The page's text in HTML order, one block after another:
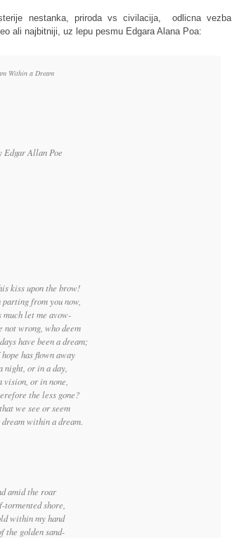
nestanka, priroda vs civilacija, odlicna vezba
ali najbitniji, uz lepu pesmu Edgara Alana Poa:
Within a Dream
Edgar Allan Poe
kiss upon the brow!
from you now,
much let me avow-
not wrong, who deem
have been a dream;
has flown away
night, or in a day,
vision, or in none,
the less gone?
we see or seem
dream within a dream.
amid the roar
tormented shore,
within my hand
the golden sand-